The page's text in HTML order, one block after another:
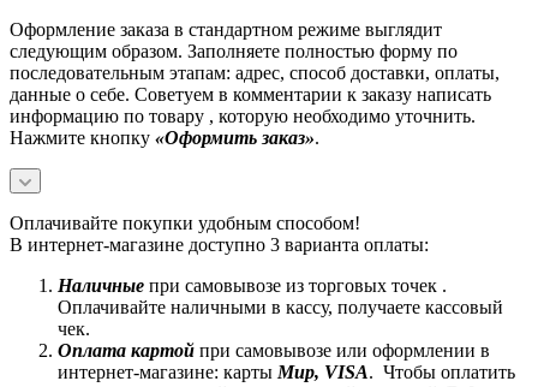
Оформление заказа в стандартном режиме выглядит
следующим образом. Заполняете полностью форму по
последовательным этапам: адрес, способ доставки, оплаты,
данные о себе. Советуем в комментарии к заказу написать
информацию по товару , которую необходимо уточнить.
Нажмите кнопку «Оформить заказ».
Оплачивайте покупки удобным способом!
В интернет-магазине доступно 3 варианта оплаты:
Наличные при самовывозе из торговых точек .
Оплачивайте наличными в кассу, получаете кассовый
чек.
Оплата картой при самовывозе или оформлении в
интернет-магазине: карты Mир, VISA. Чтобы оплатить